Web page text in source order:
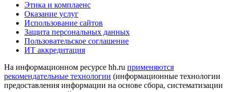
Этика и комплаенс
Оказание услуг
Использование сайтов
Защита персональных данных
Пользовательское соглашение
ИТ аккредитация
На информационном ресурсе hh.ru применяются
рекомендательные технологии (информационные технологии
предоставления информации на основе сбора, систематизации